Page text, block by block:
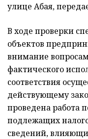
улице Абая,
В ходе проверки
объектов
внимание
фактического
соответствия
действующему
проведена работа
подлежащих
сведений,